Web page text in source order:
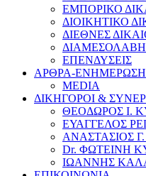
ΕΜΠΟΡΙΚΟ
ΔΙΟΙΚΗΤΙΚΟ
ΔΙΕΘΝΕΣ
ΕΠΕΝΔΥΣΕΙΣ
ΑΡΘΡΑ-ΕΝΗΜΕΡΩΣΗ
MEDIA
ΔΙΚΗΓΟΡΟΙ &
ΘΕΟΔΩΡΟΣ Ι.
ΕΥΑΓΓΕΛΟΣ
ΑΝΑΣΤΑΣΙΟΣ
Dr. ΦΩΤΕΙΝΗ
ΙΩΑΝΝΗΣ